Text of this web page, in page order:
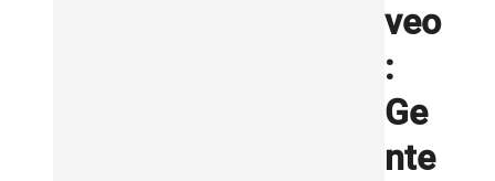
veo
:
Ge
nte